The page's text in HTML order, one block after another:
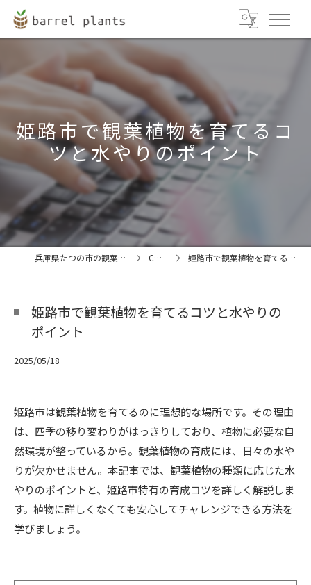
姫路市で観葉植物を育てるコ
ツと水やりのポイント
兵庫県たつの市の観葉植物ならbarrel plants COLUMN 姫路市で観葉植物を育てるコツと水やりのポイント
姫路市で観葉植物を育てるコツと水やりの
ポイント
2025/05/18
姫路市は観葉植物を育てるのに理想的な場所です。その理由
は、四季の移り変わりがはっきりしており、植物に必要な自
然環境が整っているから。観葉植物の育成には、日々の水や
りが欠かせません。本記事では、観葉植物の種類に応じた水
やりのポイントと、姫路市特有の育成コツを詳しく解説しま
す。植物に詳しくなくても安心してチャレンジできる方法を
学びましょう。